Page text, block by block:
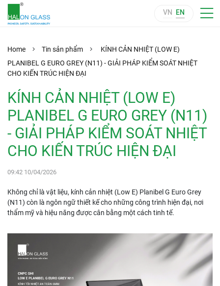
VN EN
Home Tin sản phẩm
KÍNH CẢN NHIỆT (LOW E)
PLANIBEL G EURO GREY (N11) - GIẢI PHÁP KIỂM SOÁT NHIỆT
CHO KIẾN TRÚC HIỆN ĐẠI
KÍNH CẢN NHIỆT (LOW E)
PLANIBEL G EURO GREY (N11)
- GIẢI PHÁP KIỂM SOÁT NHIỆT
CHO KIẾN TRÚC HIỆN ĐẠI
09:42 10/04/2026
Không chỉ là vật liệu, kính cản nhiệt (Low E) Planibel G Euro Grey
(N11) còn là ngôn ngữ thiết kế cho những công trình hiện đại, nơi
thẩm mỹ và hiệu năng được cân bằng một cách tinh tế.